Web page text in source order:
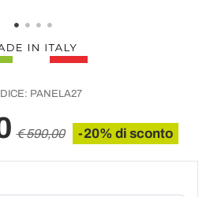
PANELA27
€ 590,00 -20% di sconto